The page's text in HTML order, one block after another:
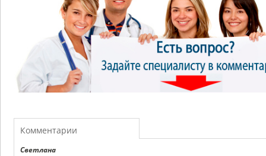
Комментарии
Светлана